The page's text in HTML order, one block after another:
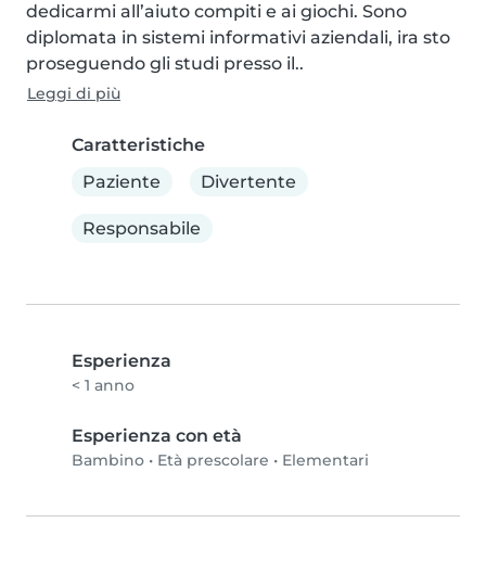
dedicarmi all’aiuto compiti e ai giochi. Sono
diplomata in sistemi informativi aziendali, ira sto
proseguendo gli studi presso il..
Leggi di più
Caratteristiche
Paziente
Divertente
Responsabile
Esperienza
< 1 anno
Esperienza con età
Bambino • Età prescolare • Elementari